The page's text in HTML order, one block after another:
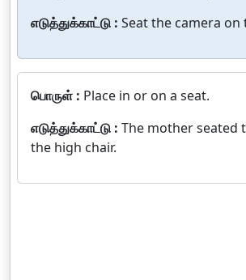
எடுத்துக்காட்டு : Seat the camera
பொருள் : Place in or on a seat.
எடுத்துக்காட்டு : The mother seated
the high chair.